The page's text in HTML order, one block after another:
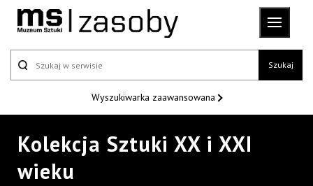
Szukaj
Wyszukiwarka zaawansowana
Kolekcja Sztuki XX i XXI
wieku